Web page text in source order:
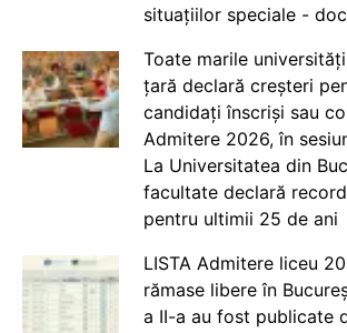
situațiilor speciale -
Toate marile
țară declară creșteri
candidați înscriși sau
Admitere 2026, în
La Universitatea din
facultate declară
pentru ultimii 25 de ani
LISTA Admitere liceu
rămase libere în
a II-a au fost publicate